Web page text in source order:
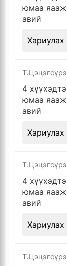
юмаа яааж
авий
Хариулах
4
юмаа яааж
авий
Хариулах
4
юмаа яааж
авий
Хариулах